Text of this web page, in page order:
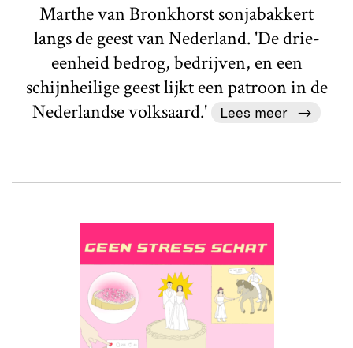
Marthe van Bronkhorst sonjabakkert
langs de geest van Nederland. 'De drie-
eenheid bedrog, bedrijven, en een
schijnheilige geest lijkt een patroon in de
Nederlandse volksaard.'
Lees meer